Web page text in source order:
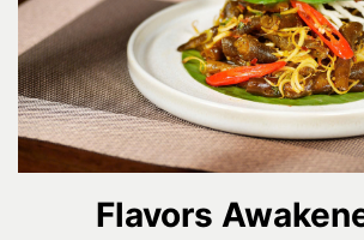
Flavors